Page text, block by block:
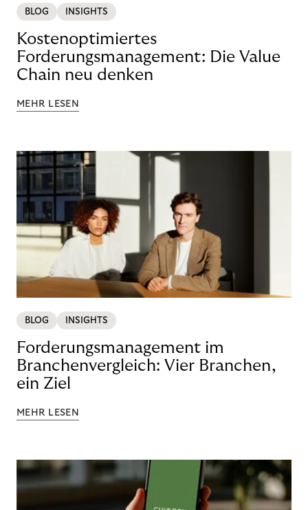
BLOG INSIGHTS
Kostenoptimiertes
Forderungsmanagement: Die Value
Chain neu denken
MEHR LESEN
BLOG INSIGHTS
Forderungsmanagement im
Branchenvergleich: Vier Branchen,
ein Ziel
MEHR LESEN